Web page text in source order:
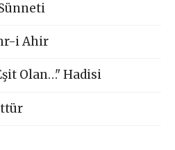
i Ahir
Olan…" Hadisi